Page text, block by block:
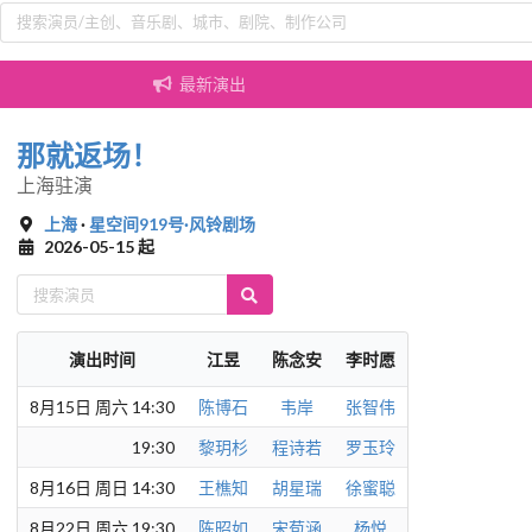
最新演出
那就返场！
上海驻演
上海·星空间919号·风铃剧场
2026-05-15 起
演出时间 江昱 陈念安 李时愿
8月15日 周六 14:30 陈博石 韦岸
张智伟
19:30
黎玥杉 程诗若
罗玉玲
8月16日 周日 14:30
王樵知 胡星瑞
徐蜜聪